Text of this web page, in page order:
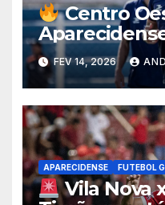
Centro
vantagem
queda
FEV 14, 2026
APARECIDENSE FUTEBOL
Vila Nova